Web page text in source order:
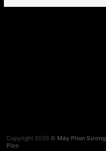
Copyright 2026 © Máy Phun Sương
Pizo